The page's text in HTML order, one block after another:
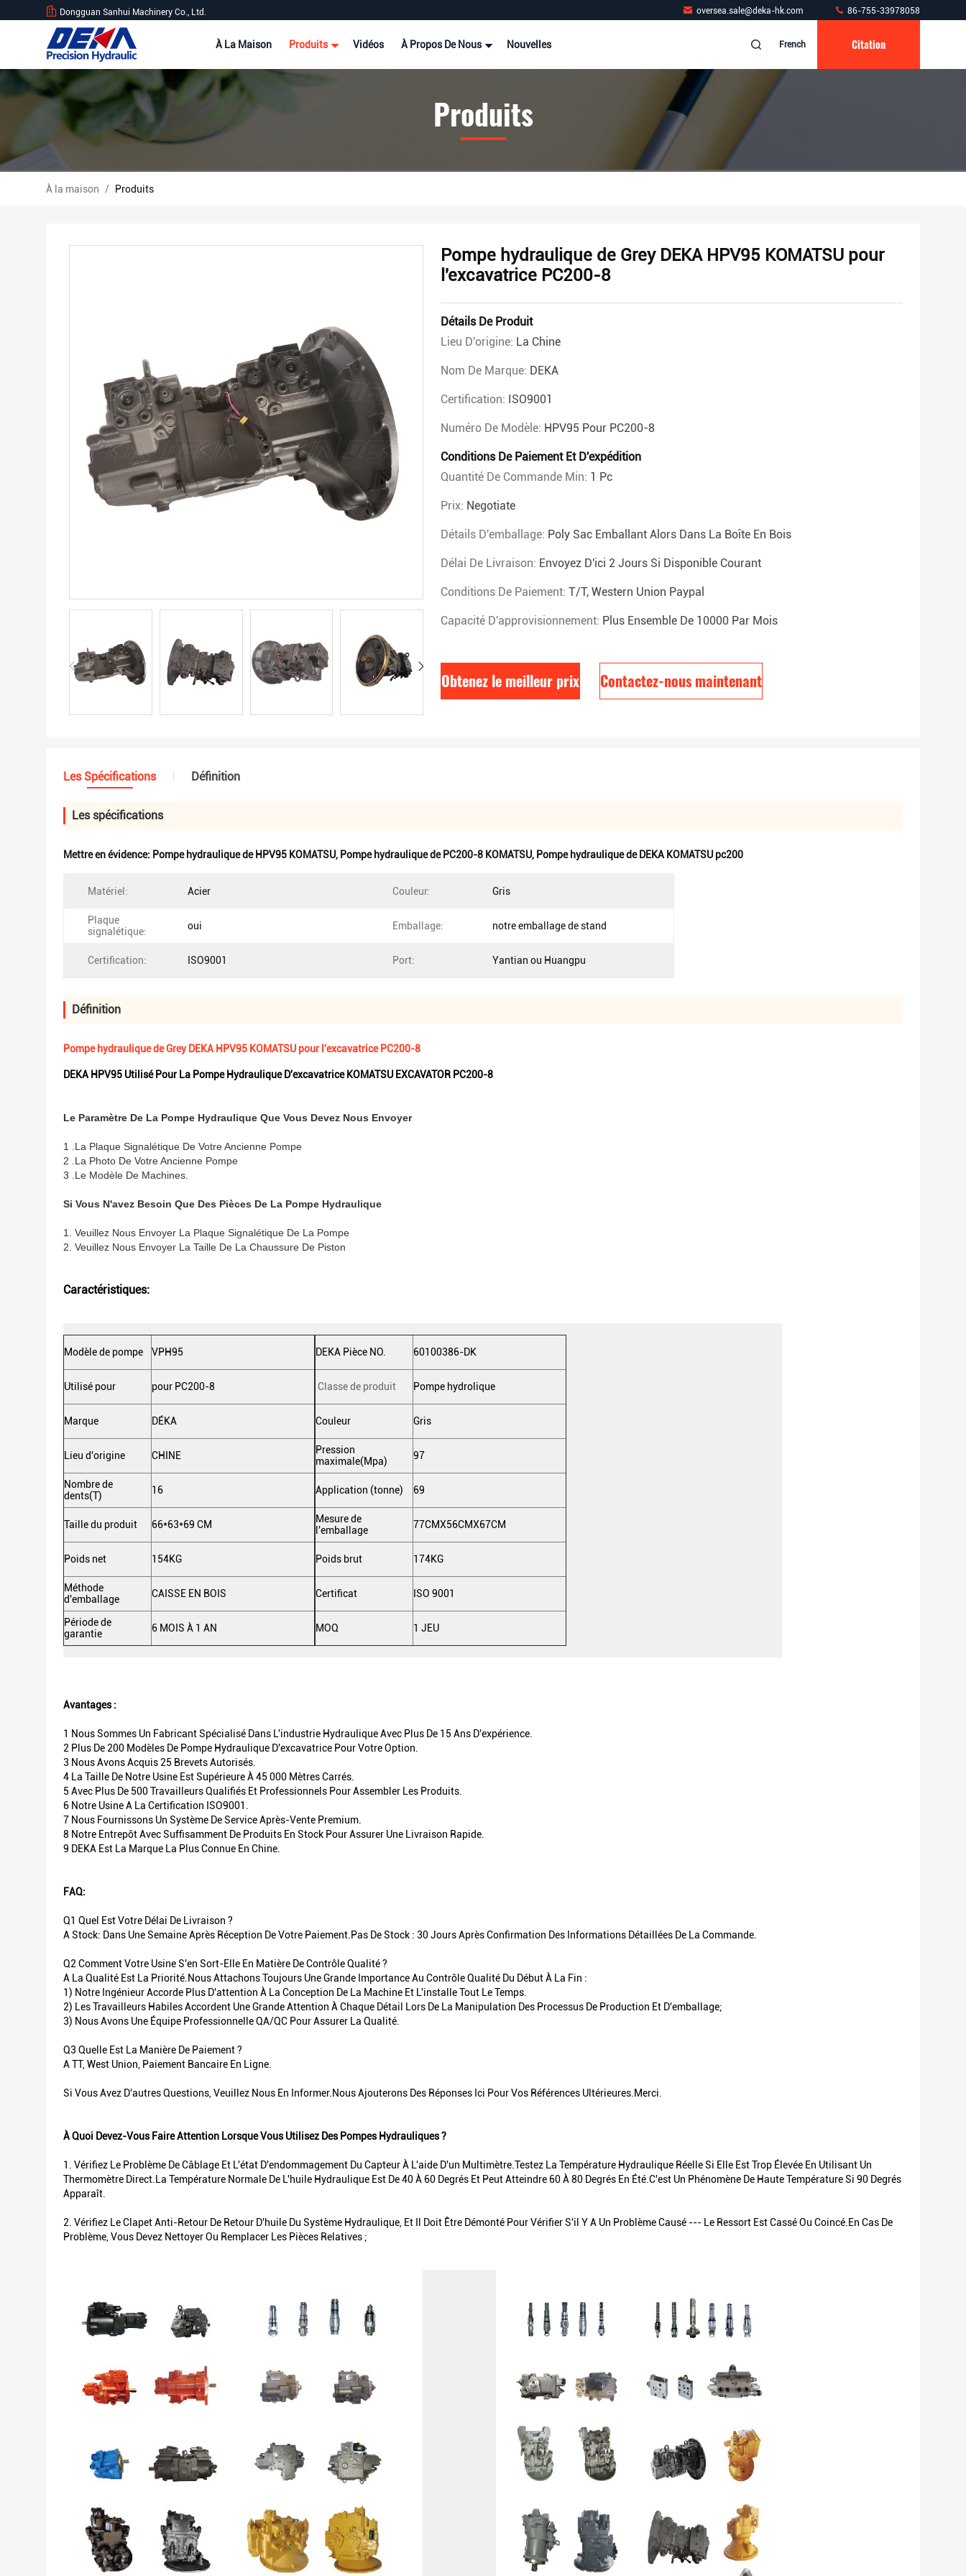
Dongguan Sanhui Machinery Co., Ltd. oversea.sale@deka-hk.com 86-755-33978058
À La Maison Produits Vidéos À Propos De Nous Nouvelles French Citation
Produits
À la maison / Produits
Pompe hydraulique de Grey DEKA HPV95 KOMATSU pour
l'excavatrice PC200-8
Détails De Produit
Lieu D'origine: La Chine
Nom De Marque: DEKA
Certification: ISO9001
Numéro De Modèle: HPV95 Pour PC200-8
Conditions De Paiement Et D'expédition
Quantité De Commande Min: 1 Pc
Prix: Negotiate
Détails D'emballage: Poly Sac Emballant Alors Dans La Boîte En Bois
Délai De Livraison: Envoyez D'ici 2 Jours Si Disponible Courant
Conditions De Paiement: T/T, Western Union Paypal
Capacité D'approvisionnement: Plus Ensemble De 10000 Par Mois
Obtenez le meilleur prix Contactez-nous maintenant
Les Spécifications Définition
Les spécifications
Mettre en évidence: Pompe hydraulique de HPV95 KOMATSU, Pompe hydraulique de PC200-8 KOMATSU, Pompe hydraulique de DEKA KOMATSU pc200
Matériel: Acier Couleur: Gris
Plaque
signalétique:
oui Emballage: notre emballage de stand
Certification: ISO9001 Port: Yantian ou Huangpu
Définition
Pompe hydraulique de Grey DEKA HPV95 KOMATSU pour l'excavatrice PC200-8
DEKA HPV95 Utilisé Pour La Pompe Hydraulique D'excavatrice KOMATSU EXCAVATOR PC200-8
Le Paramètre De La Pompe Hydraulique Que Vous Devez Nous Envoyer
1 .La Plaque Signalétique De Votre Ancienne Pompe
2 .La Photo De Votre Ancienne Pompe
3 .Le Modèle De Machines.
Si Vous N'avez Besoin Que Des Pièces De La Pompe Hydraulique
1. Veuillez Nous Envoyer La Plaque Signalétique De La Pompe
2. Veuillez Nous Envoyer La Taille De La Chaussure De Piston
Caractéristiques:
Modèle de pompe VPH95
Utilisé pour pour PC200-8
Marque DÉKA
Lieu d'origine CHINE
Nombre de
dents(T)
16
Taille du produit 66*63*69 CM
Poids net 154KG
Méthode
d'emballage
CAISSE EN BOIS
Période de
garantie
6 MOIS À 1 AN
DEKA Pièce NO. 60100386-DK
Classe de produit Pompe hydrolique
Couleur Gris
Pression
maximale(Mpa)
97
Application (tonne) 69
Mesure de
l'emballage
77CMX56CMX67CM
Poids brut 174KG
Certificat ISO 9001
MOQ 1 JEU
Avantages :
1 Nous Sommes Un Fabricant Spécialisé Dans L'industrie Hydraulique Avec Plus De 15 Ans D'expérience.
2 Plus De 200 Modèles De Pompe Hydraulique D'excavatrice Pour Votre Option.
3 Nous Avons Acquis 25 Brevets Autorisés.
4 La Taille De Notre Usine Est Supérieure À 45 000 Mètres Carrés.
5 Avec Plus De 500 Travailleurs Qualifiés Et Professionnels Pour Assembler Les Produits.
6 Notre Usine A La Certification ISO9001.
7 Nous Fournissons Un Système De Service Après-Vente Premium.
8 Notre Entrepôt Avec Suffisamment De Produits En Stock Pour Assurer Une Livraison Rapide.
9 DEKA Est La Marque La Plus Connue En Chine.
FAQ:
Q1 Quel Est Votre Délai De Livraison ?
A Stock: Dans Une Semaine Après Réception De Votre Paiement.Pas De Stock : 30 Jours Après Confirmation Des Informations Détaillées De La Commande.
Q2 Comment Votre Usine S'en Sort-Elle En Matière De Contrôle Qualité ?
A La Qualité Est La Priorité.Nous Attachons Toujours Une Grande Importance Au Contrôle Qualité Du Début À La Fin :
1) Notre Ingénieur Accorde Plus D'attention À La Conception De La Machine Et L'installe Tout Le Temps.
2) Les Travailleurs Habiles Accordent Une Grande Attention À Chaque Détail Lors De La Manipulation Des Processus De Production Et D'emballage;
3) Nous Avons Une Équipe Professionnelle QA/QC Pour Assurer La Qualité.
Q3 Quelle Est La Manière De Paiement ?
A TT, West Union, Paiement Bancaire En Ligne.
Si Vous Avez D'autres Questions, Veuillez Nous En Informer.Nous Ajouterons Des Réponses Ici Pour Vos Références Ultérieures.Merci.
À Quoi Devez-Vous Faire Attention Lorsque Vous Utilisez Des Pompes Hydrauliques ?
1. Vérifiez Le Problème De Câblage Et L'état D'endommagement Du Capteur À L'aide D'un Multimètre.Testez La Température Hydraulique Réelle Si Elle Est Trop Élevée En Utilisant Un
Thermomètre Direct.La Température Normale De L'huile Hydraulique Est De 40 À 60 Degrés Et Peut Atteindre 60 À 80 Degrés En Été.C'est Un Phénomène De Haute Température Si 90 Degrés
Apparaît.
2. Vérifiez Le Clapet Anti-Retour De Retour D'huile Du Système Hydraulique, Et Il Doit Être Démonté Pour Vérifier S'il Y A Un Problème Causé --- Le Ressort Est Cassé Ou Coincé.En Cas De
Problème, Vous Devez Nettoyer Ou Remplacer Les Pièces Relatives ;